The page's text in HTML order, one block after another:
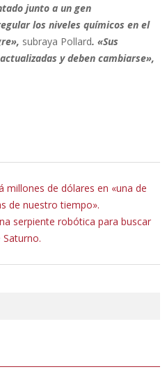
junto a un gen
los niveles químicos en el
subraya Pollard. «Sus
y deben cambiarse»,
millones de dólares en «una de
de nuestro tiempo».
serpiente robótica para buscar
Saturno.